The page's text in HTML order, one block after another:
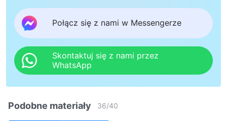
Połącz się z nami w Messengerze
Skontaktuj się z nami przez
WhatsApp
Podobne materiały 36/40